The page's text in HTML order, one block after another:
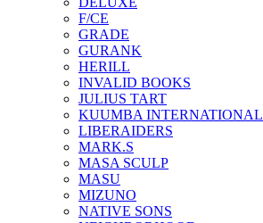
F/CE
GRADE
GURANK
HERILL
INVALID BOOKS
JULIUS TART
KUUMBA INTERNATIONAL
LIBERAIDERS
MARK.S
MASA SCULP
MASU
MIZUNO
NATIVE SONS